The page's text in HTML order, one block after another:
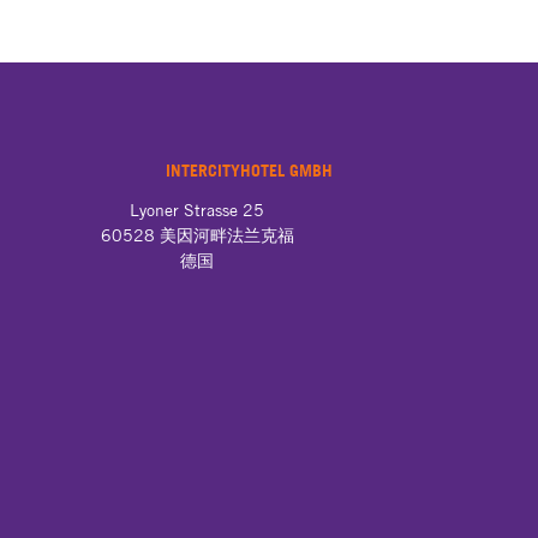
INTERCITYHOTEL GMBH
Lyoner Strasse 25
60528 美因河畔法兰克福
德国